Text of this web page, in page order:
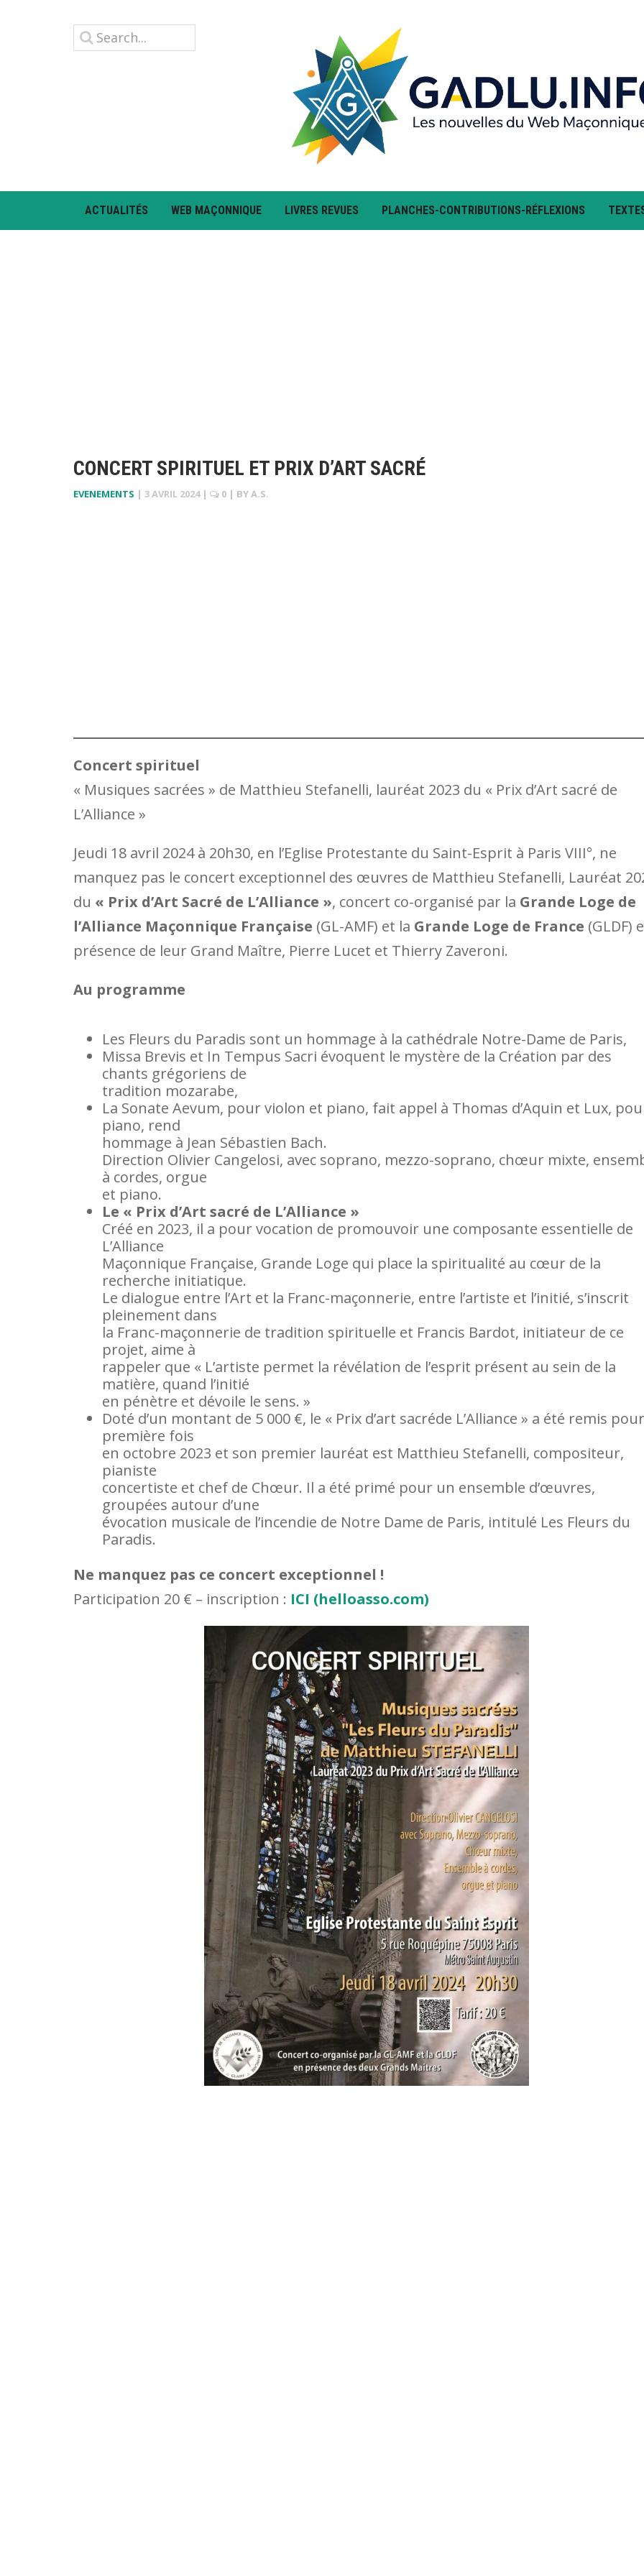
ACTUALITÉS WEB MAÇONNIQUE LIVRES REVUES PLANCHES-CONTRIBUTIONS-RÉFLEXIONS
CONCERT SPIRITUEL ET PRIX D’ART SACRÉ
EVENEMENTS | 3 AVRIL 2024 | 0 | BYA.S.
Concert spirituel
« Musiques sacrées » de Matthieu Stefanelli, lauréat 2023 du « Prix d’Art sacré de
L’Alliance »
Jeudi 18 avril 2024 à 20h30, en l’Eglise Protestante du Saint-Esprit à Paris VIII°, ne
manquez pas le concert exceptionnel des œuvres de Matthieu Stefanelli, Lauréat
du « Prix d’Art Sacré de L’Alliance », concert co-organisé par la Grande Loge de
l’Alliance Maçonnique Française (GL-AMF) et la Grande Loge de France (GLDF)
présence de leur Grand Maître, Pierre Lucet et Thierry Zaveroni.
Au programme
Les Fleurs du Paradis sont un hommage à la cathédrale Notre-Dame de Paris,
Missa Brevis et In Tempus Sacri évoquent le mystère de la Création par des
chants grégoriens de
tradition mozarabe,
La Sonate Aevum, pour violon et piano, fait appel à Thomas d’Aquin et Lux,
piano, rend
hommage à Jean Sébastien Bach.
Direction Olivier Cangelosi, avec soprano, mezzo-soprano, chœur mixte,
à cordes, orgue
et piano.
Le « Prix d’Art sacré de L’Alliance »
Créé en 2023, il a pour vocation de promouvoir une composante essentielle de
L’Alliance
Maçonnique Française, Grande Loge qui place la spiritualité au cœur de la
recherche initiatique.
Le dialogue entre l’Art et la Franc-maçonnerie, entre l’artiste et l’initié, s’inscrit
pleinement dans
la Franc-maçonnerie de tradition spirituelle et Francis Bardot, initiateur de ce
projet, aime à
rappeler que « L’artiste permet la révélation de l’esprit présent au sein de la
matière, quand l’initié
en pénètre et dévoile le sens. »
Doté d’un montant de 5 000 €, le « Prix d’art sacréde L’Alliance » a été remis
première fois
en octobre 2023 et son premier lauréat est Matthieu Stefanelli, compositeur,
pianiste
concertiste et chef de Chœur. Il a été primé pour un ensemble d’œuvres,
groupées autour d’une
évocation musicale de l’incendie de Notre Dame de Paris, intitulé Les Fleurs du
Paradis.
Ne manquez pas ce concert exceptionnel !
Participation 20 € – inscription : ICI (helloasso.com)